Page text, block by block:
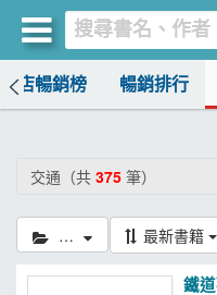
書店暢銷榜 暢銷排行
交通（共 375 筆）
交通 最新書籍
鐵
買書網
書店暢銷榜